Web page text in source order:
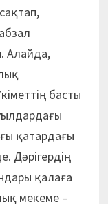
Алайда,
басты
қатардағы
Дәрігердің
қалаға
мекеме –